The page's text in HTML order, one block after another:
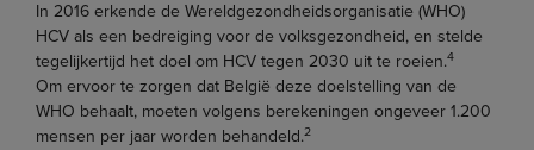
In 2016 erkende de Wereldgezondheidsorganisatie (WHO)
HCV als een bedreiging voor de volksgezondheid, en stelde
tegelijkertijd het doel om HCV tegen 2030 uit te roeien.4
Om ervoor te zorgen dat België deze doelstelling van de
WHO behaalt, moeten volgens berekeningen ongeveer 1.200
mensen per jaar worden behandeld.2